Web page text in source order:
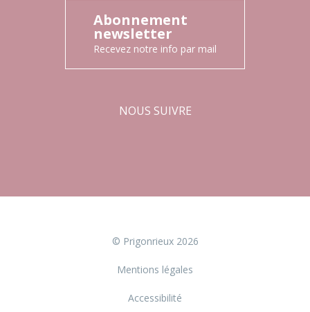
Abonnement
newsletter
Recevez notre info par mail
NOUS SUIVRE
© Prigonrieux 2026
Mentions légales
Accessibilité